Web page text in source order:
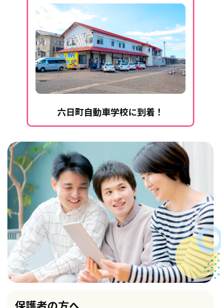
六日町自動車学校に到着！
保護者の方へ